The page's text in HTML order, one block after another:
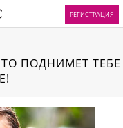
РЕГИСТРАЦИЯ
ПОДНИМЕТ ТЕБЕ